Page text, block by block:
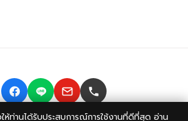
ห้ท่านได้รับประสบการณ์การใช้งานที่ดีที่สุด อ่าน